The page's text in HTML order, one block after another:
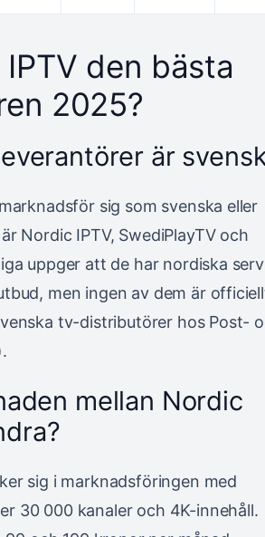
den bästa
2025?
är
sig som svenska eller
Nordic IPTV, SwediPlayTV och
uppger att de har nordiska
men ingen av dem är
tv-distributörer hos Post-
mellan Nordic
sig i marknadsföringen med
30 000 kanaler och 4K-innehåll.